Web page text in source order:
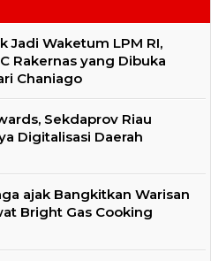
Jadi Waketum LPM RI,
Rakernas yang Dibuka
Chaniago
Sekdaprov Riau
Digitalisasi Daerah
ajak Bangkitkan Warisan
Bright Gas Cooking